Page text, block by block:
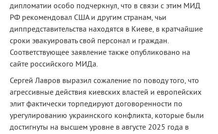
дипломатии особо подчеркнул, что в связи с этим МИД
РФ рекомендовал США и другим странам, чьи
диппредставительства находятся в Киеве, в кратчайшие
сроки эвакуировать свой персонал и граждан.
Соответствующее заявление также опубликовано на
сайте российского МИДа.
Сергей Лавров выразил сожаление по поводу того, что
агрессивные действия киевских властей и европейских
элит фактически торпедируют договоренности по
урегулированию украинского конфликта, которые были
достигнуты на высшем уровне в августе 2025 года в